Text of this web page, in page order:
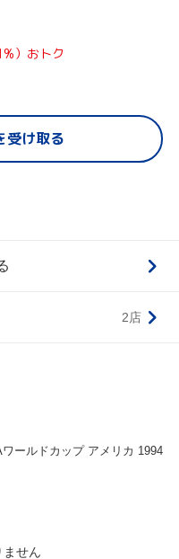
）おトク
受け取る
2店
ワールドカップ アメリカ 1994
せん